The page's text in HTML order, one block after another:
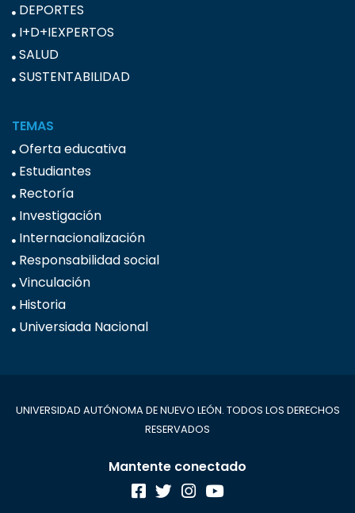
DEPORTES
I+D+IEXPERTOS
SALUD
SUSTENTABILIDAD
TEMAS
Oferta educativa
Estudiantes
Rectoría
Investigación
Internacionalización
Responsabilidad social
Vinculación
Historia
Universiada Nacional
UNIVERSIDAD AUTÓNOMA DE NUEVO LEÓN. TODOS LOS DERECHOS
RESERVADOS
Mantente conectado